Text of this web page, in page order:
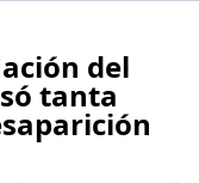
del
tanta